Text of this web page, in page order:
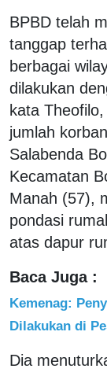
BPBD telah
tanggap
berbagai
dilakukan
kata
jumlah
Salabenda
Kecamatan
Manah (57),
pondasi
atas dapur
Baca Juga :
Kemenag:
Dilakukan di
Dia